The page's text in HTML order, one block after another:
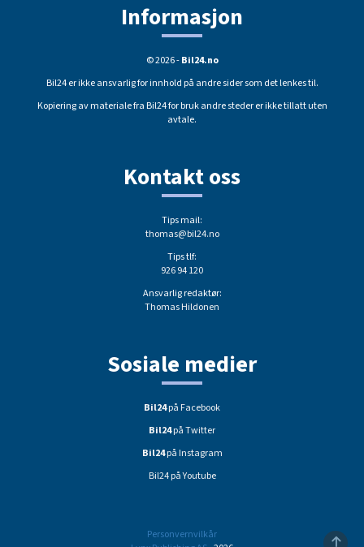
Informasjon
© 2026 -Bil24.no
Bil24 er ikke ansvarlig for innhold på andre sider som det lenkes til.
Kopiering av materiale fra Bil24 for bruk andre steder er ikke tillatt uten
avtale.
Kontakt oss
Tips mail:
thomas@bil24.no
Tips tlf:
926 94 120
Ansvarlig redaktør:
Thomas Hildonen
Sosiale medier
Bil24på Facebook
Bil24på Twitter
Bil24på Instagram
Bil24 på Youtube
Personvernvilkår